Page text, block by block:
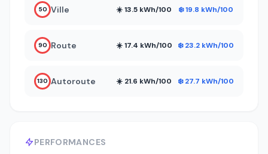
PERFORMANCES
50 Ville ☀️ 13.5 kWh/100 ❄️ 19.8 kWh/100
90 Route ☀️ 17.4 kWh/100 ❄️ 23.2 kWh/100
130 Autoroute ☀️ 21.6 kWh/100 ❄️ 27.7 kWh/100